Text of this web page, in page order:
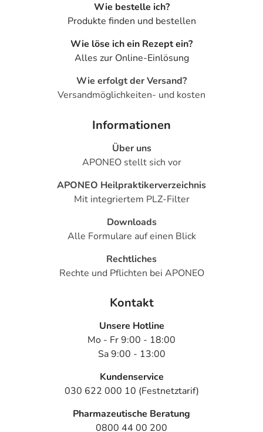
Wie bestelle ich?
Produkte finden und bestellen
Wie löse ich ein Rezept ein?
Alles zur Online-Einlösung
Wie erfolgt der Versand?
Versandmöglichkeiten- und kosten
Informationen
Über uns
APONEO stellt sich vor
APONEO Heilpraktikerverzeichnis
Mit integriertem PLZ-Filter
Downloads
Alle Formulare auf einen Blick
Rechtliches
Rechte und Pflichten bei APONEO
Kontakt
Unsere Hotline
Mo - Fr 9:00 - 18:00
Sa 9:00 - 13:00
Kundenservice
030 622 000 10 (Festnetztarif)
Pharmazeutische Beratung
0800 44 00 200